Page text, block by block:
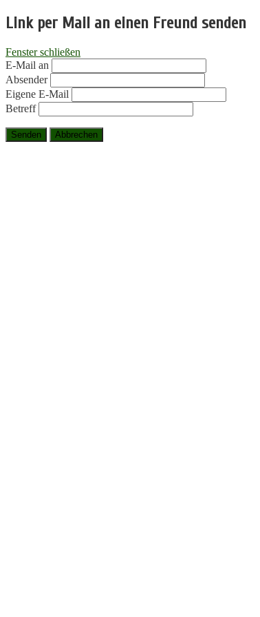
Link per Mail an einen Freund senden
Fenster schließen
E-Mail an
Absender
Eigene E-Mail
Betreff
Senden Abbrechen